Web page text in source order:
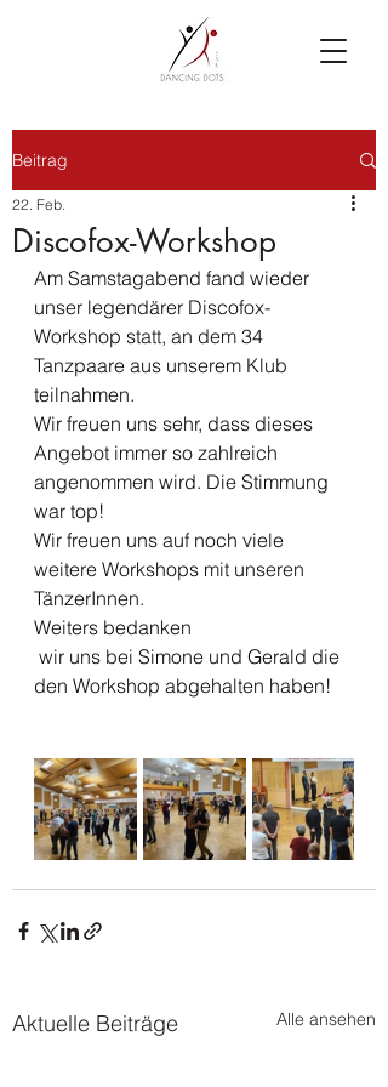
Beitrag
Discofox-Workshop
22. Feb.
Am Samstagabend fand wieder
unser legendärer Discofox-
Workshop statt, an dem 34
Tanzpaare aus unserem Klub
teilnahmen.
Wir freuen uns sehr, dass dieses
Angebot immer so zahlreich
angenommen wird. Die Stimmung
war top!
Wir freuen uns auf noch viele
weitere Workshops mit unseren
TänzerInnen.
Weiters bedanken
den Workshop abgehalten haben!
Aktuelle Beiträge Alle ansehen